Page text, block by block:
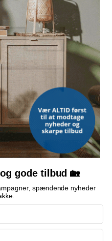
gode tilbud 🏡
spændende nyheder